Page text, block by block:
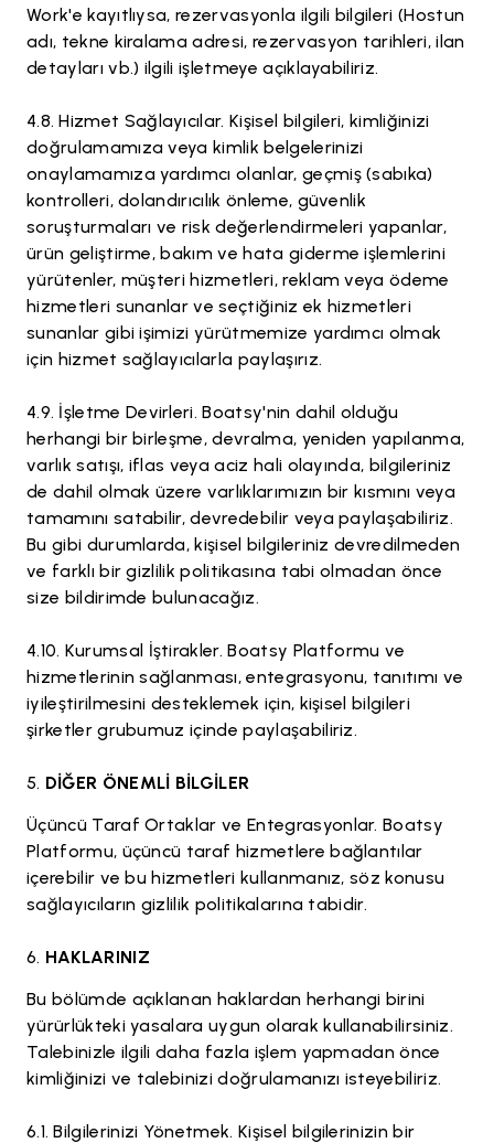
Work'e kayıtlıysa, rezervasyonla ilgili bilgileri (Hostun
adı, tekne kiralama adresi, rezervasyon tarihleri, ilan
detayları vb.) ilgili işletmeye açıklayabiliriz.
Hizmet Sağlayıcılar. Kişisel bilgileri, kimliğinizi
doğrulamamıza veya kimlik belgelerinizi
onaylamamıza yardımcı olanlar, geçmiş (sabıka)
kontrolleri, dolandırıcılık önleme, güvenlik
soruşturmaları ve risk değerlendirmeleri yapanlar,
ürün geliştirme, bakım ve hata giderme işlemlerini
yürütenler, müşteri hizmetleri, reklam veya ödeme
hizmetleri sunanlar ve seçtiğiniz ek hizmetleri
sunanlar gibi işimizi yürütmemize yardımcı olmak
için hizmet sağlayıcılarla paylaşırız.
İşletme Devirleri. Boatsy'nin dahil olduğu
herhangi bir birleşme, devralma, yeniden yapılanma,
varlık satışı, iflas veya aciz hali olayında, bilgileriniz
de dahil olmak üzere varlıklarımızın bir kısmını veya
tamamını satabilir, devredebilir veya paylaşabiliriz.
Bu gibi durumlarda, kişisel bilgileriniz devredilmeden
ve farklı bir gizlilik politikasına tabi olmadan önce
size bildirimde bulunacağız.
Kurumsal İştirakler. Boatsy Platformu ve
hizmetlerinin sağlanması, entegrasyonu, tanıtımı ve
iyileştirilmesini desteklemek için, kişisel bilgileri
şirketler grubumuz içinde paylaşabiliriz.
DİĞER ÖNEMLİ BİLGİLER
Üçüncü Taraf Ortaklar ve Entegrasyonlar. Boatsy
Platformu, üçüncü taraf hizmetlere bağlantılar
içerebilir ve bu hizmetleri kullanmanız, söz konusu
sağlayıcıların gizlilik politikalarına tabidir.
HAKLARINIZ
Bu bölümde açıklanan haklardan herhangi birini
yürürlükteki yasalara uygun olarak kullanabilirsiniz.
Talebinizle ilgili daha fazla işlem yapmadan önce
kimliğinizi ve talebinizi doğrulamanızı isteyebiliriz.
Bilgilerinizi Yönetmek. Kişisel bilgilerinizin bir